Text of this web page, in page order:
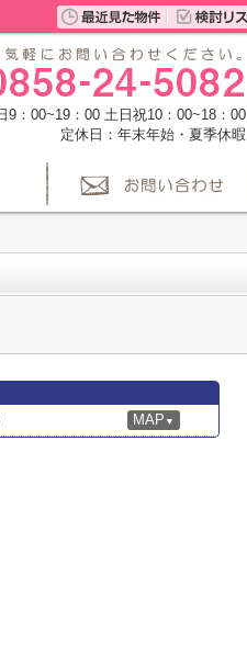
9：00~19：00 土日祝10：00~18：00
定休日：年末年始・夏季休暇
MAP ▼